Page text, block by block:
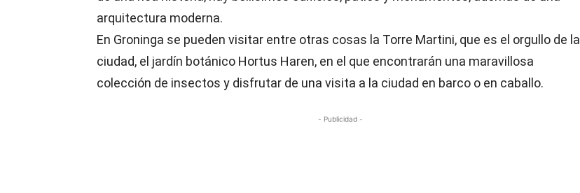
arquitectura moderna.
En Groninga se pueden visitar entre otras cosas la Torre Martini, que es el orgullo de la
ciudad, el jardín botánico Hortus Haren, en el que encontrarán una maravillosa
colección de insectos y disfrutar de una visita a la ciudad en barco o en caballo.
- Publicidad -